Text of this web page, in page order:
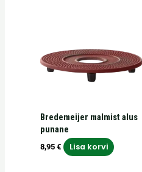
Bredemeijer malmist alus
punane
8,95€ Lisa korvi